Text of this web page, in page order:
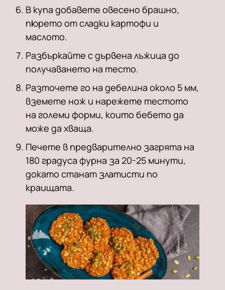
В купа добавете овесено брашно,
пюрето от сладки картофи и
маслото.
Разбъркайте с дървена лъжица до
получаването на тесто.
Разточете го на дебелина около 5 мм,
вземете нож и нарежете тестото
на големи форми, които бебето да
може да хваща.
Печете в предварително загрята на
180 градуса фурна за 20-25 минути,
докато станат златисти по
краищата.